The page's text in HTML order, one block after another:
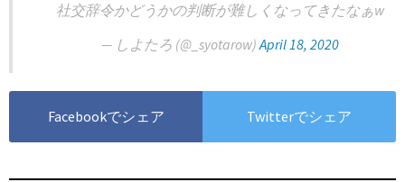
社交辞令かどうかの判断が難しくなってきたなぁw
— しよたろ (@_syotarow)April 18, 2020
Facebookでシェア Twitterでシェア